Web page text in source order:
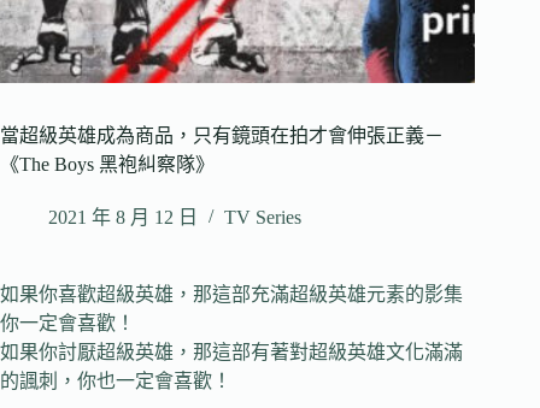
當超級英雄成為商品，只有鏡頭在拍才會伸張正義－
《The Boys 黑袍糾察隊》
2021 年 8 月 12 日 TV Series
如果你喜歡超級英雄，那這部充滿超級英雄元素的影集
你一定會喜歡！
如果你討厭超級英雄，那這部有著對超級英雄文化滿滿
的諷刺，你也一定會喜歡！